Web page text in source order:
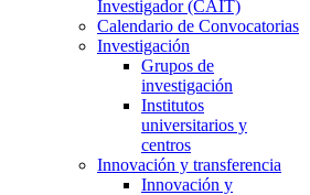
Investigador (CAIT)
Calendario de Convocatorias
Investigación
Grupos de
investigación
Institutos
universitarios y
centros
Innovación y transferencia
Innovación y